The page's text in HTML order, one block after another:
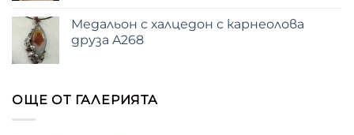
Медальон с халцедон с карнеолова
друза A268
ОЩЕ ОТ ГАЛЕРИЯТА